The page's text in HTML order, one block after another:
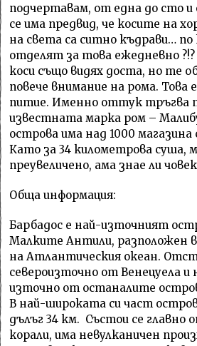
подчертавам, от една до сто и
се има предвид, че косите на
на света са ситно къдрави… по
отделят за това ежедневно
коси също видях доста, но те
повече внимание на рома. Това
питие. Именно оттук тръгва
известната марка ром –
острова има над 1000 магазина
Като за 34 километрова суша,
преувеличено, ама знае ли
Обща информация:
Барбадос е най-източният
Малките Антили, разположен
на Атлантическия океан.
североизточно от Венецуела и
източно от останалите
В най-широката си част
дълъг 34 км. Състои се главно
корали, има невулканичен